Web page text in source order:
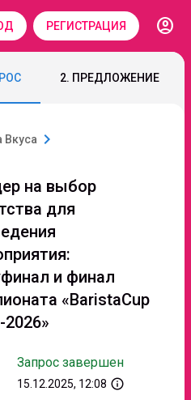
РЕГИСТРАЦИЯ
account_circle
выбор агентства для
2. ПРЕДЛОЖЕНИЕ
Вкуса chevron_right
на выбор
для
и финал
«BaristaCup
2026»
Запрос завершен
15.12.2025, 12:08 info_outline